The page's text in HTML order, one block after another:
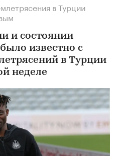
в Турции
и состоянии
известно с
в Турции
неделе